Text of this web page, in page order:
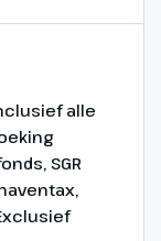
alle
SGR